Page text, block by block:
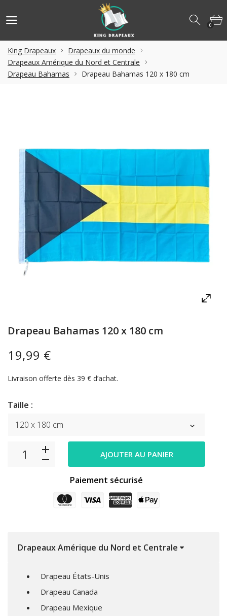
0
King Drapeaux
Drapeaux du monde
Drapeaux Amérique du Nord et Centrale
Drapeau Bahamas
Drapeau Bahamas 120 x 180 cm
19,99 €
Drapeau Bahamas 120 x 180 cm
Livraison offerte dès 39 € d’achat.
Taille :
AJOUTER AU PANIER
Paiement sécurisé
Drapeaux Amérique du Nord et Centrale
Drapeau États-Unis
Drapeau Canada
Drapeau Mexique